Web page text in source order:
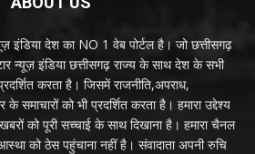
इंडिया देश का NO 1 वेब पोर्टल है। जो छत्तीसगढ़
न्यूज़ इंडिया छत्तीसगढ़ राज्य के साथ देश के सभी
करता है। जिसमें राजनीति,अपराध,
को भी प्रदर्शित करता है। हमारा उद्देश्य
को पूरी सच्चाई के साथ दिखाना है। हमारा चैनल
को ठेस पहुंचाना नहीं है। संवादाता अपनी रुचि